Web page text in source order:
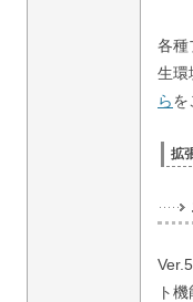
各種
生環
らを
拡
ト